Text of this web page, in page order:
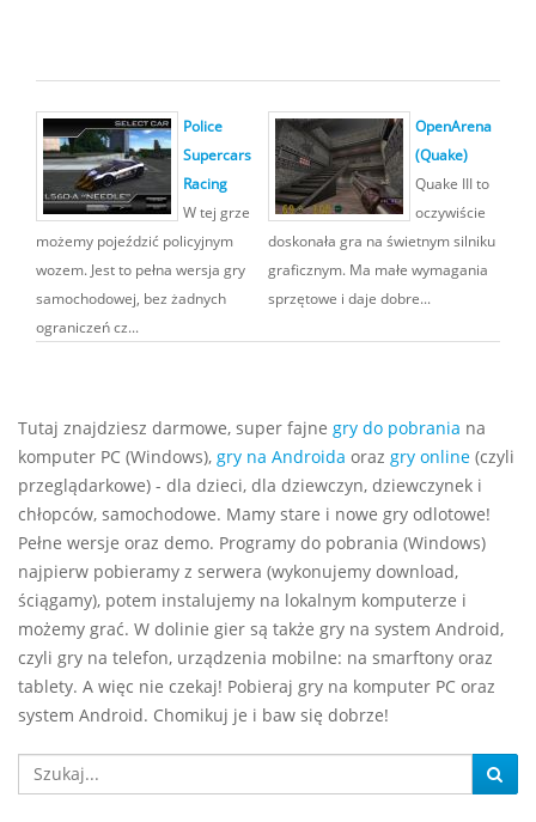
Police
Supercars
Racing
W tej grze
możemy pojeździć policyjnym
wozem. Jest to pełna wersja gry
samochodowej, bez żadnych
ograniczeń cz...
OpenArena
(Quake)
Quake III to
oczywiście
doskonała gra na świetnym silniku
graficznym. Ma małe wymagania
sprzętowe i daje dobre...
Tutaj znajdziesz darmowe, super fajne gry do pobrania na
komputer PC (Windows), gry na Androida oraz gry online (czyli
przeglądarkowe) - dla dzieci, dla dziewczyn, dziewczynek i
chłopców, samochodowe. Mamy stare i nowe gry odlotowe!
Pełne wersje oraz demo. Programy do pobrania (Windows)
najpierw pobieramy z serwera (wykonujemy download,
ściągamy), potem instalujemy na lokalnym komputerze i
możemy grać. W dolinie gier są także gry na system Android,
czyli gry na telefon, urządzenia mobilne: na smarftony oraz
tablety. A więc nie czekaj! Pobieraj gry na komputer PC oraz
system Android. Chomikuj je i baw się dobrze!